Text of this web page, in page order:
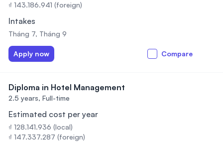
₫ 143.186.941 (foreign)
Intakes
Tháng 7, Tháng 9
Apply now Compare
Diploma in Hotel Management
2.5 years, Full-time
Estimated cost per year
₫ 128.141.936 (local)
₫ 147.337.287 (foreign)